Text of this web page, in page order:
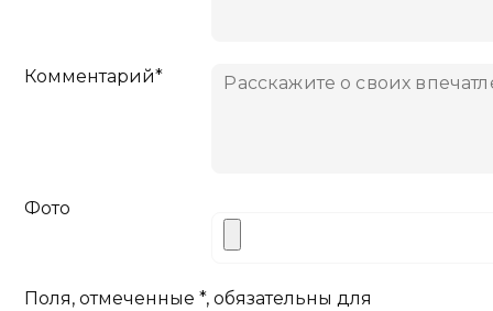
Комментарий*
Фото
Поля, отмеченные *, обязательны для